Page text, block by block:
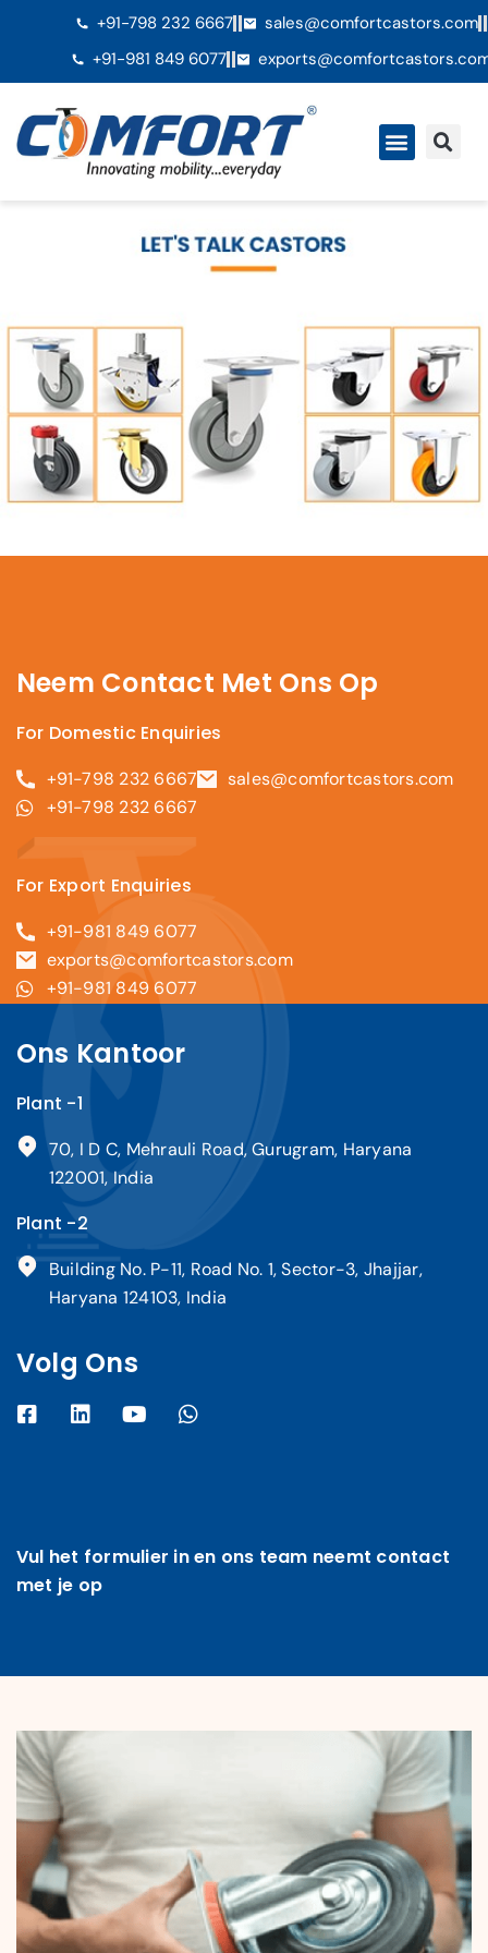
+91-798 232 6667
sales@comfortcastors.com
+91-981 849 6077
Neem Contact Met Ons Op
For Domestic Enquiries
+91-798 232 6667
sales@comfortcastors.com
+91-798 232 6667
For Export Enquiries
+91-981 849 6077
exports@comfortcastors.com
+91-981 849 6077
Ons Kantoor
Plant -1
70, I D C, Mehrauli Road, Gurugram, Haryana
122001, India
Plant -2
Building No. P-11, Road No. 1, Sector-3, Jhajjar,
Haryana 124103, India
Volg Ons
Vul het formulier in en ons team neemt contact
met je op